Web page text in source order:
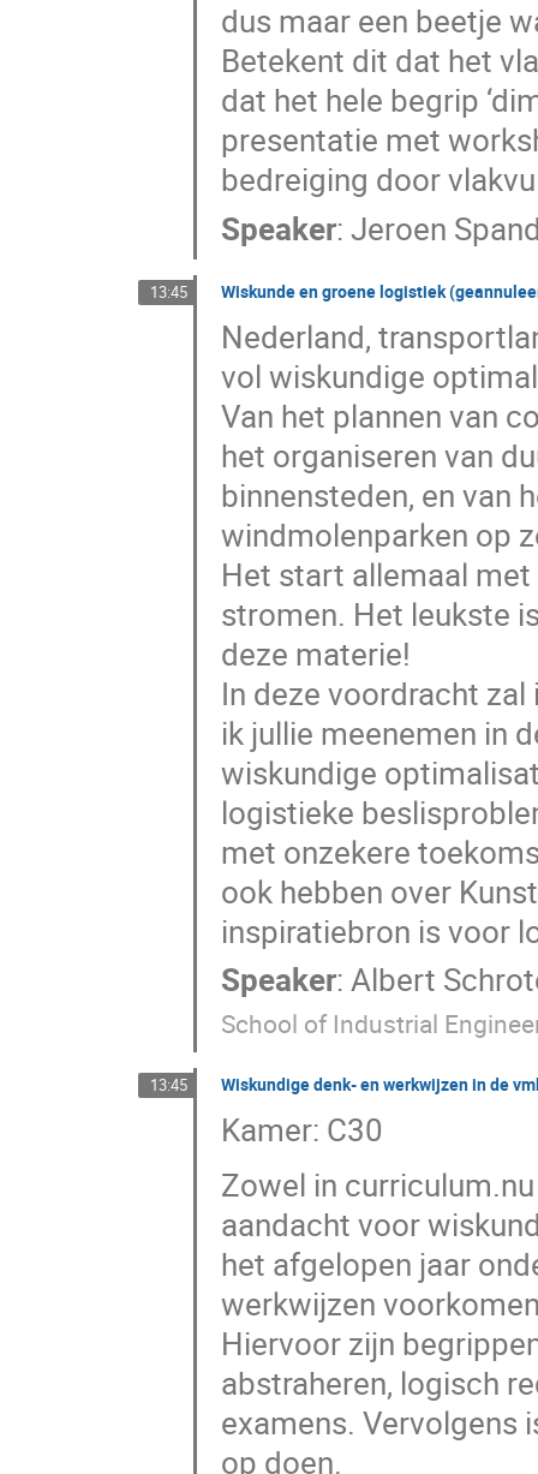
dus maar een beetje
Betekent dit dat het
dat het hele begrip
presentatie met
bedreiging door
Speaker: Jeroen
13:45 Wiskunde en groene logistiek
Nederland,
vol wiskundige
Van het plannen van
het organiseren van
binnensteden, en van
windmolenparken op
Het start allemaal
stromen. Het leukste
deze materie!
In deze voordracht
ik jullie meenemen in
wiskundige
logistieke
met onzekere
ook hebben over
inspiratiebron is voor
Speaker: Albert
School of Industrial
13:45 Wiskundige denk- en werkwijzen in de
Kamer: C30
Zowel in
aandacht voor
het afgelopen jaar
werkwijzen
Hiervoor zijn
abstraheren, logisch
examens. Vervolgens
op doen.